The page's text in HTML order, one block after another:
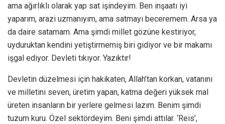
ama ağırlıklı olarak yap sat işindeyim. Ben inşaatı iyi
yaparım, arazi uzmanıyım, ama satmayı beceremem. Arsa ya
da daire satamam. Ama şimdi millet gözüne kestiriyor,
uyduruktan kendini yetiştirmemiş biri gidiyor ve bir makamı
işgal ediyor. Devleti tıkıyor. Yazıktır!
Devletin düzelmesi için hakikaten, Allah’tan korkan, vatanını
ve milletini seven, üretim yapan, katma değeri yüksek mal
üreten insanların bir yerlere gelmesi lazım. Benim şimdi
tuzum kuru. Özel sektördeyim. Beni şimdi attılar. ‘Reis’,